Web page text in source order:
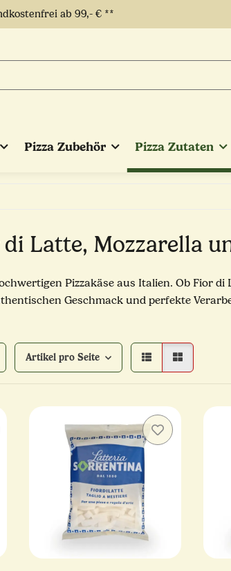
ab 99,- € **
Pizza Zubehör Pizza Zutaten
di Latte, Mozzarella
Pizzakäse aus Italien. Ob Fior
Geschmack und perfekte
Artikel pro Seite